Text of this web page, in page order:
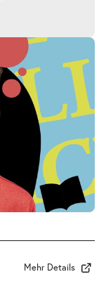
Tickets
02.10.2026
Tickets
Mehr Details